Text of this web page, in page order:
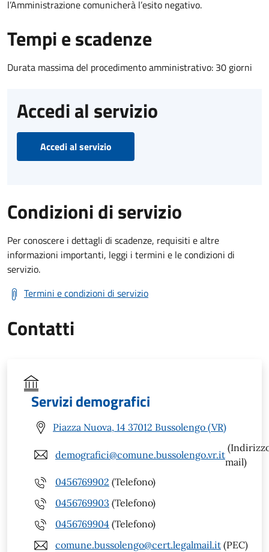
l’Amministrazione comunicherà l’esito negativo.
Tempi e scadenze
Durata massima del procedimento amministrativo: 30 giorni
Accedi al servizio
Accedi al servizio
Condizioni di servizio
Per conoscere i dettagli di scadenze, requisiti e altre
informazioni importanti, leggi i termini e le condizioni di
servizio.
Termini e condizioni di servizio
Contatti
Servizi demografici
Piazza Nuova, 14 37012 Bussolengo (VR)
demografici@comune.bussolengo.vr.it
mail)
0456769902 (Telefono)
0456769903 (Telefono)
0456769904 (Telefono)
comune.bussolengo@cert.legalmail.it (PEC)